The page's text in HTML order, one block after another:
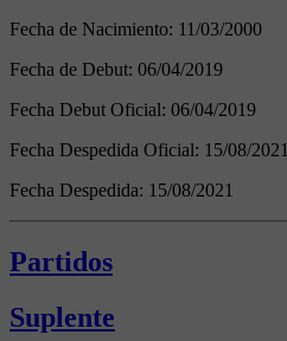
Fecha de Nacimiento: 11/03/2000
Fecha de Debut: 06/04/2019
Fecha Debut Oficial: 06/04/2019
Fecha Despedida Oficial: 15/08/2021
Fecha Despedida: 15/08/2021
Partidos
Suplente